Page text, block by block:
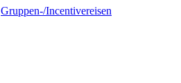
Gruppen-/Incentivereisen